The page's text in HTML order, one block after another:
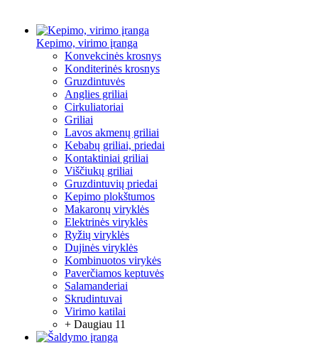
Kepimo, virimo įranga
Konvekcinės krosnys
Konditerinės krosnys
Gruzdintuvės
Anglies griliai
Cirkuliatoriai
Griliai
Lavos akmenų griliai
Kebabų griliai, priedai
Kontaktiniai griliai
Viščiukų griliai
Gruzdintuvių priedai
Kepimo plokštumos
Makaronų viryklės
Elektrinės viryklės
Ryžių viryklės
Dujinės viryklės
Kombinuotos virykės
Paverčiamos keptuvės
Salamanderiai
Skrudintuvai
Virimo katilai
+ Daugiau 11